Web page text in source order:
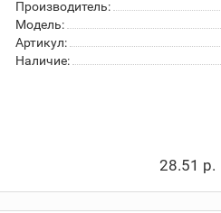
Производитель:
Модель:
Артикул:
Наличие:
28.51 р.